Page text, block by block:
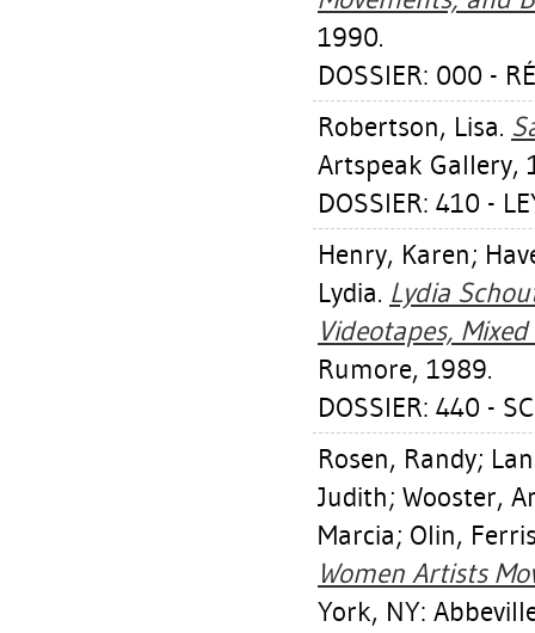
1990.
DOSSIER: 000 -
Robertson, Lisa.
Artspeak Gallery,
DOSSIER: 410 -
Henry, Karen;
Lydia. Lydia
Videotapes, Mixed
Rumore, 1989.
DOSSIER: 440 -
Rosen, Randy;
Judith; Wooster,
Marcia; Olin,
Women Artists
York, NY: